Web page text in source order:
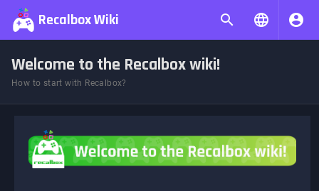
Recalbox Wiki
Welcome to the Recalbox wiki!
How to start with Recalbox?